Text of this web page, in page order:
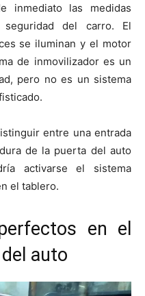
inmediato las medidas
seguridad del carro. El
se iluminan y el motor
de inmovilizador es un
pero no es un sistema
entre una entrada
de la puerta del auto
activarse el sistema
el tablero.
en el
auto